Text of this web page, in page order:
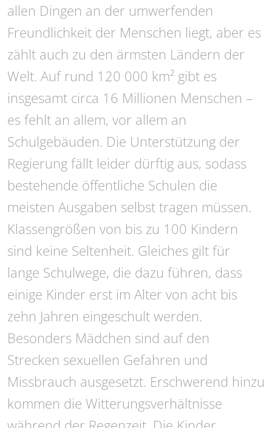
allen Dingen an der umwerfenden
Freundlichkeit der Menschen liegt, aber es
zählt auch zu den ärmsten Ländern der
Welt. Auf rund 120 000 km² gibt es
insgesamt circa 16 Millionen Menschen –
es fehlt an allem, vor allem an
Schulgebäuden. Die Unterstützung der
Regierung fällt leider dürftig aus, sodass
bestehende öffentliche Schulen die
meisten Ausgaben selbst tragen müssen.
Klassengrößen von bis zu 100 Kindern
sind keine Seltenheit. Gleiches gilt für
lange Schulwege, die dazu führen, dass
einige Kinder erst im Alter von acht bis
zehn Jahren eingeschult werden.
Besonders Mädchen sind auf den
Strecken sexuellen Gefahren und
Missbrauch ausgesetzt. Erschwerend hinzu
kommen die Witterungsverhältnisse